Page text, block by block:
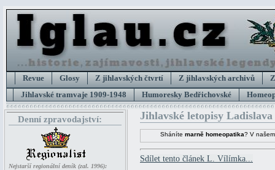
Revue Glosy Z jihlavských čtvrtí Z jihlavských archivů
Jihlavské tramvaje 1909-1948
Humoresky Bedřichovské
Denní zpravodajství:
Nejstarší regionální deník (zal. 1996):
Jihlavské letopisy
Sháníte marně homeopatika? V
Sdílet tento článek L. Vílímka...